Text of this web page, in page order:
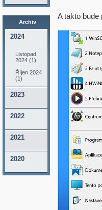
Archiv
2024
Listopad
2024 (1)
Říjen 2024
(1)
2023
2022
2021
2020
A takto bude